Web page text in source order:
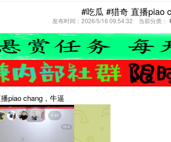
#吃瓜 #猎奇 直播piao
发布时间：2026/5/16 09:54:32 当前分类：
piao chang，牛逼